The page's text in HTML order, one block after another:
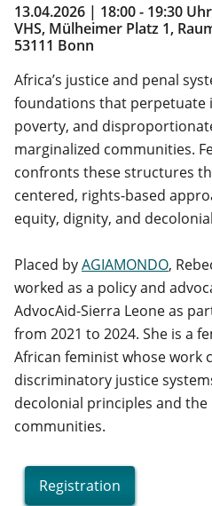
13.04.2026 | 18:00 - 19:30 Uhr
VHS, Mülheimer Platz 1,
53111 Bonn
Africa’s justice and penal
foundations that perpetuate
poverty, and
marginalized communities.
confronts these structures
centered, rights-based
equity, dignity, and
Placed byAGIAMONDO,
worked as a policy and
AdvocAid-Sierra Leone as
from 2021 to 2024. She is a
African feminist whose work
discriminatory justice
decolonial principles and
communities.
Registration